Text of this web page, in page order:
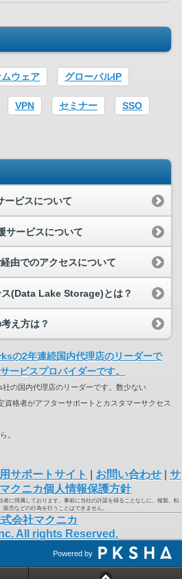
ウェア グローバルIP
VPN セミナー SSO
ービスについて
サービスについて
由でのアクセスについて
(Data Lake Storage)とは？
え方は？
の国内代理店のリーダーです。数少ない
資格者がアフターサポートとカスタマーサクセス
。
サポートサイト お問い合わせ
サ
マクニカ個人情報保護方針
に帰属しております。事前に当社の許諾を得ることなしに、複製、転
販売などの行為を行うことはできません。
All rights Reserved.
Powered by